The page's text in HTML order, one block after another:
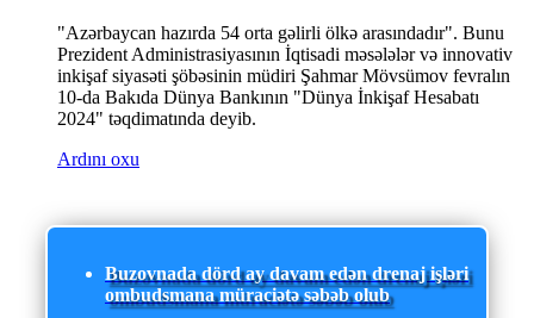
"Azərbaycan hazırda 54 orta gəlirli ölkə arasındadır". Bunu
Prezident Administrasiyasının İqtisadi məsələlər və innovativ
inkişaf siyasəti şöbəsinin müdiri Şahmar Mövsümov fevralın
10-da Bakıda Dünya Bankının "Dünya İnkişaf Hesabatı
2024" təqdimatında deyib.
Ardını oxu
Buzovnada dörd ay davam edən drenaj işləri
ombudsmana müraciətə səbəb olub